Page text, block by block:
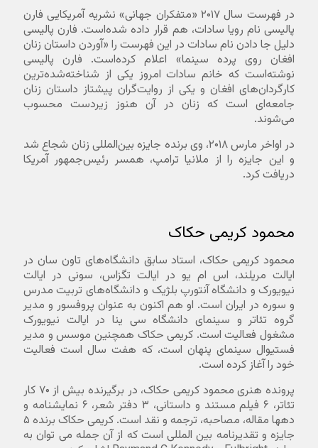
در فهرست سال ۲۰۱۷ «متفکران جهانی» نشریه آمریکایی فارن
پالیسی نام رویا سادات، هم قرار داده شده‌است. فارن پالیسی
دلیل جا دادن نام سادات در این فهرست را «آوردن داستان زنان
افغان روی پرده سینما» اعلام کرده‌است. فارن پالیسی
نوشته‌است که خانم سادات امروز یکی از شناخته‌شده‌ترین
کارگردان‌های افغان و یکی از روایت‌گران پیشتاز داستان زنان
جامعه‌ای است که زنان در آن هنوز زیردست محسوب
می‌شوند.
در اواخر مارس ۲۰۱۸، وی برنده جایزه بین‌المللی زنان شجاع شد
و این جایزه را از ملانیا ترامپ، همسر رئیس‌جمهور آمریکا
دریافت کرد.
محمود کریمی حکاک
محمود کریمی حکاک، استاد سابق دانشگاه‌های تاون سان در
ایالت مریلند، اس ام یو در ایالت تگزاس، سونی در ایالت
نیویورک و دانشگاه آنتورپ بلژیک و دانشگاه‌های تربیت مدرس
و سوره در ایران است. او هم اکنون به عنوان پروفسور و مدیر
گروه تئاتر و سینمای دانشگاه سی ینا در ایالت نیویورک
مشغول فعالیت است. کریمی حکاک همچنین موسس و مدیر
فستیوال سینمای پنهان است، که هفت سال است فعالیت
خود را آغاز کرده است.
پرونده هنری محمود کریمی حکاک، در برگیرنده بیش از ۷۰ کار
تئاتر، ۶ فیلم مستند و داستانی، ۳ دفتر شعر، ۶ نمایشنامه و
دهها مقاله، مصاحبه، ترجمه و نقد است. کریمی حکاک برنده ۵
جایزه و تقدیرنامه بین المللی است که از آن جمله می توان به